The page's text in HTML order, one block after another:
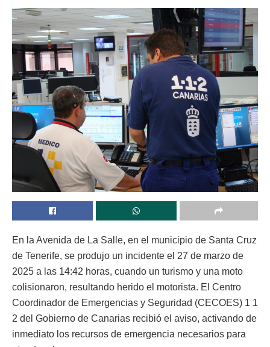
En la Avenida de La Salle, en el municipio de Santa Cruz
de Tenerife, se produjo un incidente el 27 de marzo de
2025 a las 14:42 horas, cuando un turismo y una moto
colisionaron, resultando herido el motorista. El Centro
Coordinador de Emergencias y Seguridad (CECOES) 1 1
2 del Gobierno de Canarias recibió el aviso, activando de
inmediato los recursos de emergencia necesarios para